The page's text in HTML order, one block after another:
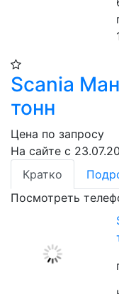
Scania
тонн
Цена по запросу
На сайте с
Кратко
Посмотреть